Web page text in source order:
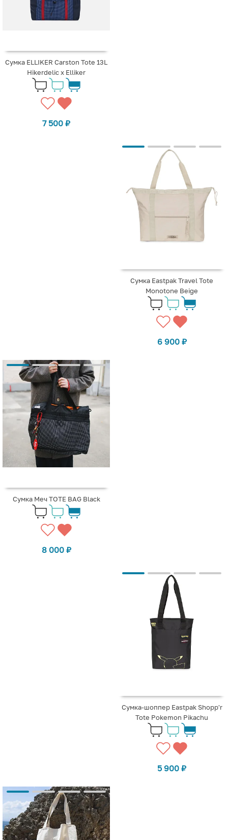
Сумка ELLIKER Carston Tote 13L
Hikerdelic x Elliker
7 500 ₽
Сумка Eastpak Travel Tote
Monotone Beige
6 900 ₽
Сумка Меч TOTE BAG Black
8 000 ₽
Сумка-шоппер Eastpak Shopp'r
Tote Pokemon Pikachu
5 900 ₽